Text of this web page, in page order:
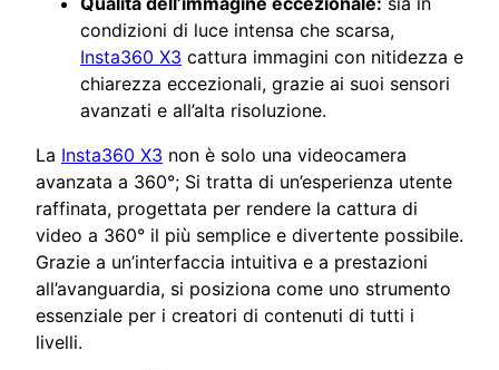
condizioni di luce intensa che scarsa,
Insta360 X3 cattura immagini con nitidezza e
chiarezza eccezionali, grazie ai suoi sensori
avanzati e all’alta risoluzione.
La Insta360 X3 non è solo una videocamera
avanzata a 360°; Si tratta di un’esperienza utente
raffinata, progettata per rendere la cattura di
video a 360° il più semplice e divertente possibile.
Grazie a un’interfaccia intuitiva e a prestazioni
all’avanguardia, si posiziona come uno strumento
essenziale per i creatori di contenuti di tutti i
livelli.